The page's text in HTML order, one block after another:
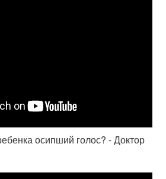
осипший голос? - Доктор